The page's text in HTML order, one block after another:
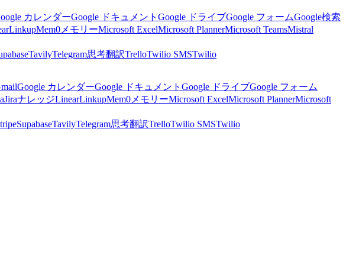
カレンダーGoogle ドキュメント Google ドライブGoogle フォームGoogle検索
LinkupMem0 メモリーMicrosoft ExcelMicrosoft PlannerMicrosoft TeamsMistral
TavilyTelegram思考翻訳TrelloTwilio SMSTwilio
Google カレンダーGoogle ドキュメント Google ドライブGoogle フォーム
JiraナレッジLinearLinkupMem0 メモリーMicrosoft ExcelMicrosoft PlannerMicrosoft
SupabaseTavilyTelegram思考翻訳TrelloTwilio SMSTwilio